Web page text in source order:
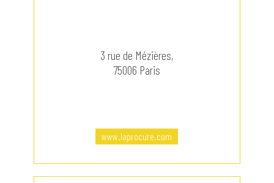
3 rue de Mézières,
75006 Paris
www.laprocure.com